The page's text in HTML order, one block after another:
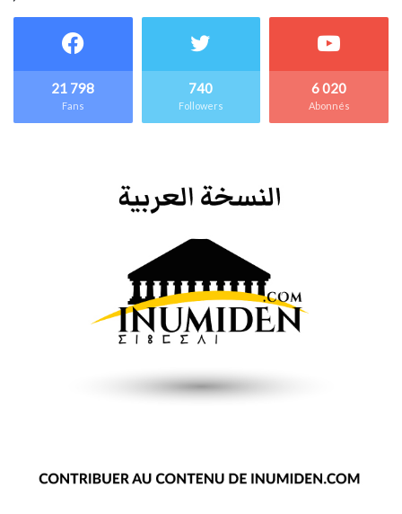
21 798
Fans
740
Followers
6 020
Abonnés